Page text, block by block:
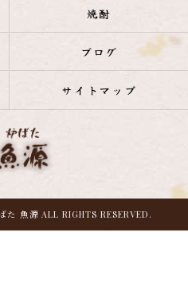
焼酎
ブログ
サイトマップ
魚源 ALL RIGHTS RESERVED.